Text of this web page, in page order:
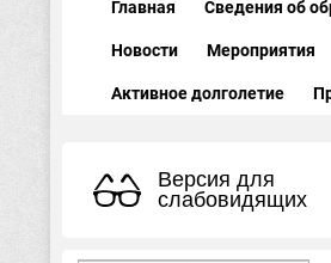
Главная Сведения об
Новости Мероприятия
Активное долголетие
Версия для
слабовидящих